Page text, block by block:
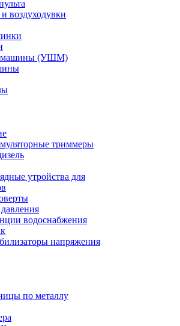
воздуходувки
машины (УШМ)
триммеры
утройства для
водоснабжения
напряжения
по металлу